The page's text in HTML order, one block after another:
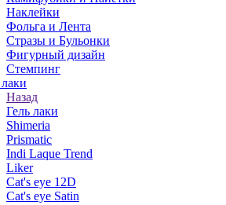
Наклейки
Фольга и Лента
Стразы и Бульонки
Фигурный дизайн
Стемпинг
Назад
Гель лаки
Shimeria
Prismatic
Indi Laque Trend
Liker
Cat's eye 12D
Cat's eye Satin